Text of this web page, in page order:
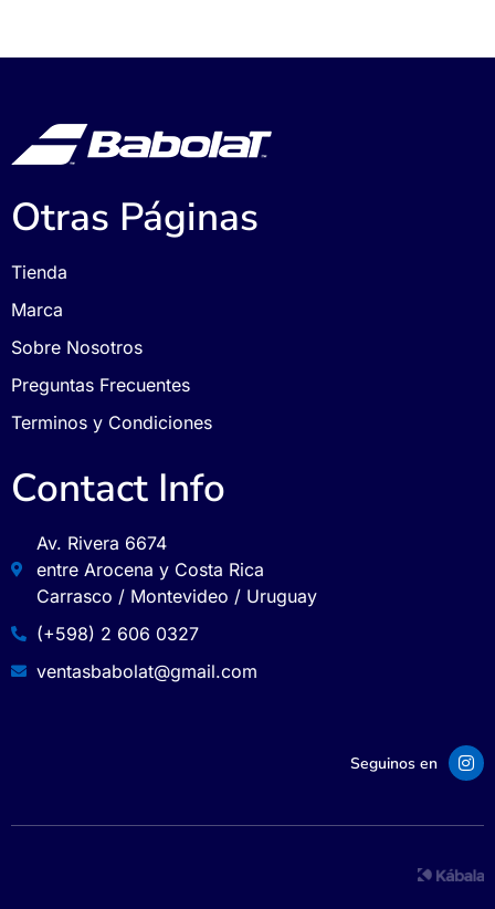
Otras Páginas
Tienda
Marca
Sobre Nosotros
Preguntas Frecuentes
Terminos y Condiciones
Contact Info
Av. Rivera 6674
entre Arocena y Costa Rica
Carrasco / Montevideo / Uruguay
(+598) 2 606 0327
ventasbabolat@gmail.com
Seguinos en